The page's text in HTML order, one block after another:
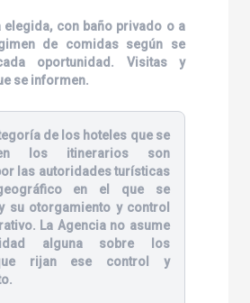
elegida, con baño privado o a
de comidas según se
oportunidad. Visitas y
se informen.
de los hoteles que se
los itinerarios son
las autoridades turísticas
en el que se
su otorgamiento y control
La Agencia no asume
alguna sobre los
rijan ese control y